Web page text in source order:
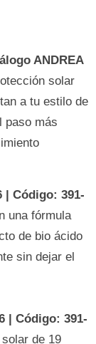
ANDREA
solar
a tu estilo de
paso más
| Código: 391-
una fórmula
de bio ácido
sin dejar el
| Código: 391-
de 19